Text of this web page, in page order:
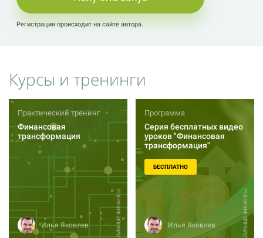
Регистрация происходит на сайте автора.
Курсы и тренинги
ЛИЧНЫЕ ФИНАНСЫ
Практический тренинг
Финансовая
трансформация
Илья Яковлев ЛИЧНЫЕ ФИНАНСЫ
Программа
Серия бесплатных видео
уроков "Финансовая
трансформация"
БЕСПЛАТНО
Илья Яковлев